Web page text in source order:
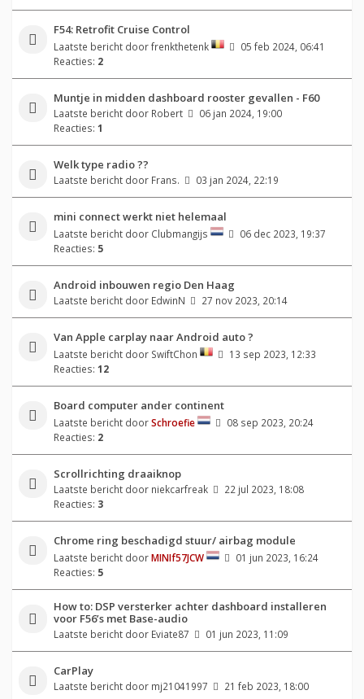
F54: Retrofit Cruise Control
Laatste bericht doorfrenkthetenk
05 feb 2024, 06:41
Reacties: 2
Muntje in midden dashboard rooster gevallen - F60
Laatste bericht door Robert
06 jan 2024, 19:00
Reacties: 1
Welk type radio ??
Laatste bericht door Frans. 03 jan 2024, 22:19
mini connect werkt niet helemaal
Laatste bericht door Clubmangijs
06 dec 2023, 19:37
Reacties: 5
Android inbouwen regio Den Haag
Laatste bericht door EdwinN 27 nov 2023, 20:14
Van Apple carplay naar Android auto ?
Laatste bericht door SwiftChon
13 sep 2023, 12:33
Reacties: 12
Board computer ander continent
Laatste bericht doorSchroefie
08 sep 2023, 20:24
Reacties: 2
Scrollrichting draaiknop
Laatste bericht door niekcarfreak
22 jul 2023, 18:08
Reacties: 3
Chrome ring beschadigd stuur/ airbag module
Laatste bericht doorMINIf57JCW
01 jun 2023, 16:24
Reacties: 5
How to: DSP versterker achter dashboard installeren
voor F56’s met Base-audio
Laatste bericht door Eviate87 01 jun 2023, 11:09
CarPlay
Laatste bericht door mj21041997 21 feb 2023, 18:00